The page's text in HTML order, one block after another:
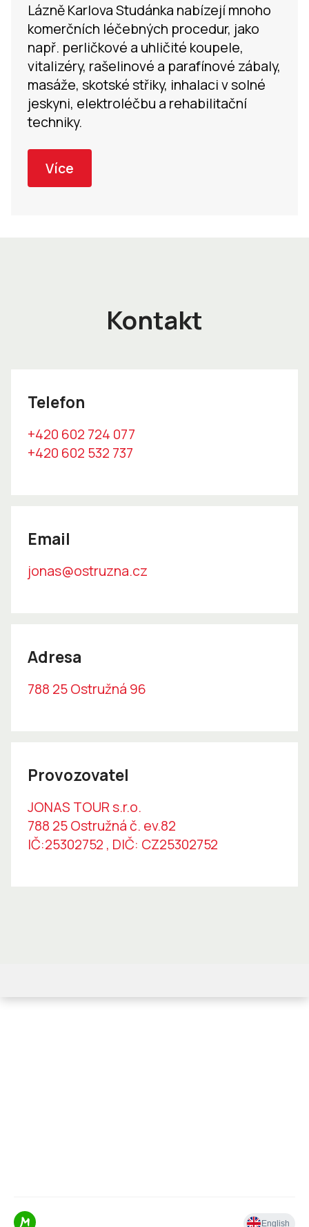
Lázně Karlova Studánka nabízejí mnoho
komerčních léčebných procedur, jako
např. perličkové a uhličité koupele,
vitalizéry, rašelinové a parafínové zábaly,
masáže, skotské střiky, inhalaci v solné
jeskyni, elektroléčbu a rehabilitační
techniky.
Více
Kontakt
Telefon
+420 602 724 077
+420 602 532 737
Email
jonas@ostruzna.cz
Adresa
788 25 Ostružná 96
Provozovatel
JONAS TOUR s.r.o.
788 25 Ostružná č. ev.82
IČ:25302752 , DIČ: CZ25302752